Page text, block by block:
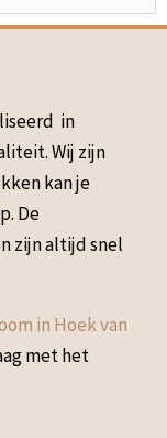
in
Wij zijn
kan je
De
zijn altijd snel
in Hoek van
met het